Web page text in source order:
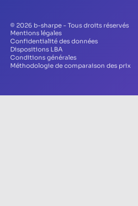
© 2026 b-sharpe - Tous droits réservés
Mentions légales
Confidentialité des données
Dispositions LBA
Conditions générales
Méthodologie de comparaison des prix